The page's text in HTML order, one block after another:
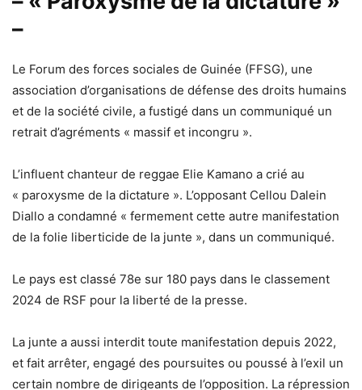
–
Le Forum des forces sociales de Guinée (FFSG), une
association d’organisations de défense des droits humains
et de la société civile, a fustigé dans un communiqué un
retrait d’agréments « massif et incongru ».
L’influent chanteur de reggae Elie Kamano a crié au
« paroxysme de la dictature ». L’opposant Cellou Dalein
Diallo a condamné « fermement cette autre manifestation
de la folie liberticide de la junte », dans un communiqué.
Le pays est classé 78e sur 180 pays dans le classement
2024 de RSF pour la liberté de la presse.
La junte a aussi interdit toute manifestation depuis 2022,
et fait arrêter, engagé des poursuites ou poussé à l’exil un
certain nombre de dirigeants de l’opposition. La répression